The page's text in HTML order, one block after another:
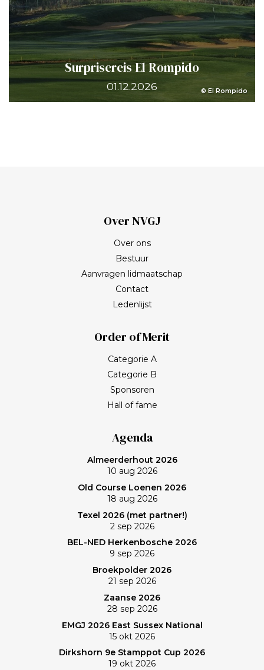
© El Rompido
Surprisereis El Rompido
01.12.2026
Over NVGJ
Over ons
Bestuur
Aanvragen lidmaatschap
Contact
Ledenlijst
Order of Merit
Categorie A
Categorie B
Sponsoren
Hall of fame
Agenda
Almeerderhout 2026
10 aug 2026
Old Course Loenen 2026
18 aug 2026
Texel 2026 (met partner!)
2 sep 2026
BEL-NED Herkenbosche 2026
9 sep 2026
Broekpolder 2026
21 sep 2026
Zaanse 2026
28 sep 2026
EMGJ 2026 East Sussex National
15 okt 2026
Dirkshorn 9e Stamppot Cup 2026
19 okt 2026